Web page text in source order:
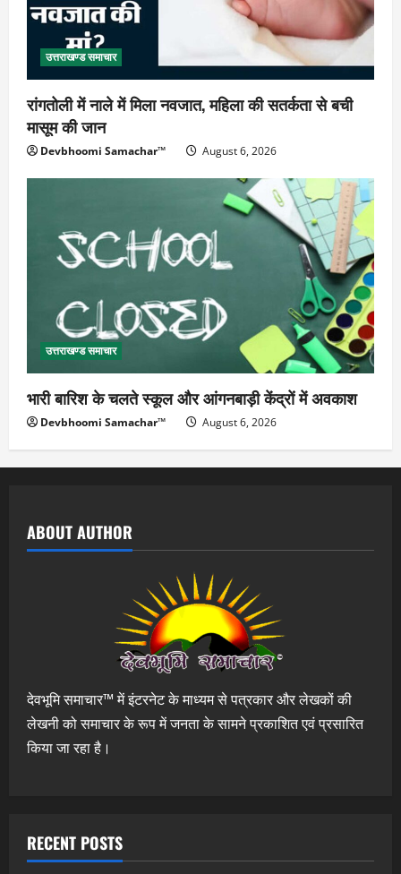
उत्तराखण्ड समाचार
रांगतोली में नाले में मिला नवजात, महिला की सतर्कता से बची
मासूम की जान
Devbhoomi Samachar™ August 6, 2026
उत्तराखण्ड समाचार
भारी बारिश के चलते स्कूल और आंगनबाड़ी केंद्रों में अवकाश
Devbhoomi Samachar™ August 6, 2026
ABOUT AUTHOR
देवभूमि समाचार™ में इंटरनेट के माध्यम से पत्रकार और लेखकों की
लेखनी को समाचार के रूप में जनता के सामने प्रकाशित एवं प्रसारित
किया जा रहा है।
RECENT POSTS